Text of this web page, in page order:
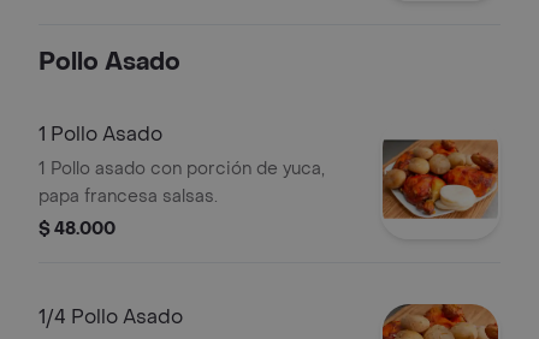
Pollo Asado
1 Pollo Asado
1 Pollo asado con porción de yuca,
papa francesa salsas.
$ 48.000
1/4 Pollo Asado